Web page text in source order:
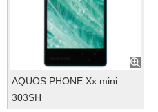
AQUOS PHONE Xx mini
303SH